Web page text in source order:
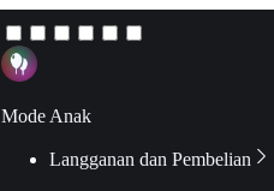
Mode Anak
Langganan dan Pembelian